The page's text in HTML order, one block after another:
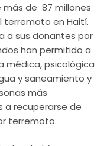
de  87 millones
terremoto en Haití.
a sus donantes por
han permitido a
médica, psicológica
y saneamiento y
más
a recuperarse de
terremoto.